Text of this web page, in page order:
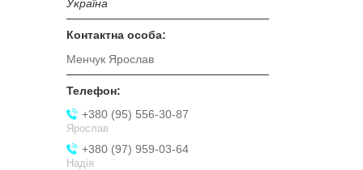
Україна
Менчук Ярослав
+380 (95) 556-30-87
Ярослав
+380 (97) 959-03-64
Надія